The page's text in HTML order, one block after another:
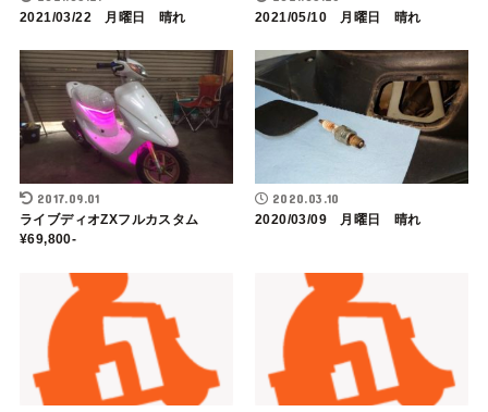
2021/03/22 月曜日 晴れ 2021/05/10 月曜日 晴れ
2017.09.01
ライブディオZXフルカスタム
¥69,800-
2020.03.10
2020/03/09 月曜日 晴れ